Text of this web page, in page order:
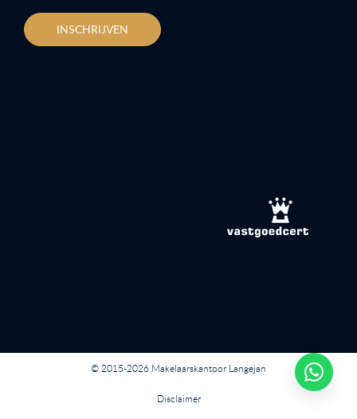
INSCHRIJVEN
© 2015-2026 Makelaarskantoor Langejan
Disclaimer